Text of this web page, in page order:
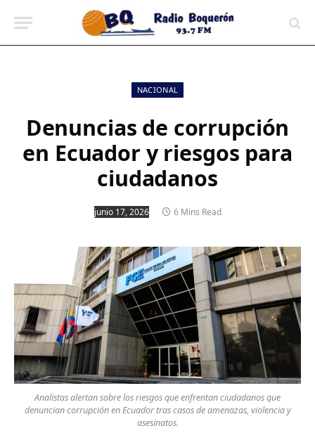
NACIONAL
Denuncias de corrupción
en Ecuador y riesgos para
ciudadanos
junio 17, 2026 6 Mins Read
Analistas alertan sobre los riesgos que enfrentan ciudadanos que
denuncian corrupción en Ecuador tras casos de amenazas, violencia y
asesinatos.